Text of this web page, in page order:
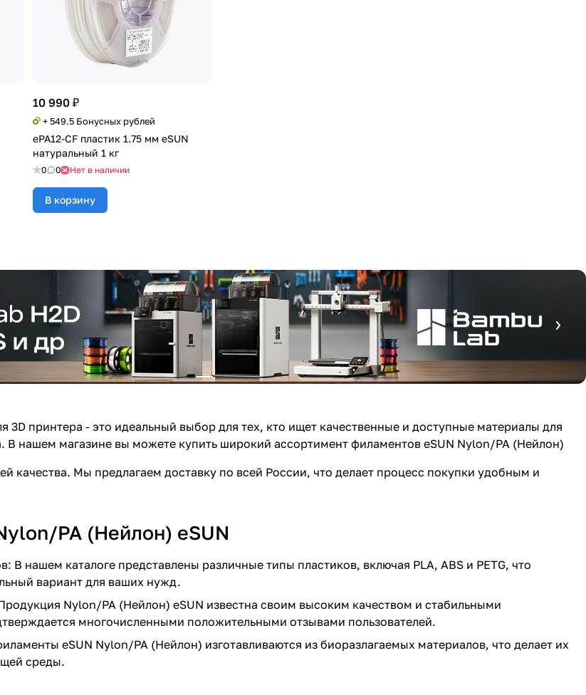
10 990 ₽
+ 549.5 Бонусных рублей
ePA12-CF пластик 1.75 мм eSUN
натуральный 1 кг
0 0 Нет в наличии
В корзину
3D принтера - это идеальный выбор для тех, кто ищет качественные и доступные материалы для
В нашем магазине вы можете купить широкий ассортимент филаментов eSUN Nylon/PA (Нейлон)
качества. Мы предлагаем доставку по всей России, что делает процесс покупки удобным и
PA (Нейлон) eSUN
В нашем каталоге представлены различные типы пластиков, включая PLA, ABS и PETG, что
вариант для ваших нужд.
Nylon/PA (Нейлон) eSUN известна своим высоким качеством и стабильными
многочисленными положительными отзывами пользователей.
eSUN Nylon/PA (Нейлон) изготавливаются из биоразлагаемых материалов, что делает их
среды.